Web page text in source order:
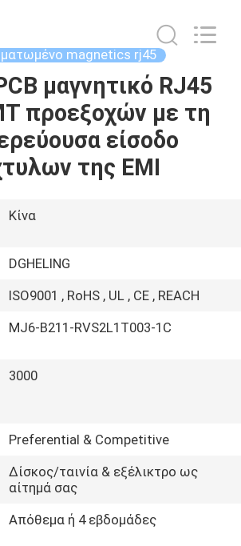
magnetics rj45
μαγνητικό RJ45
προεξοχών με τη
είσοδο
της EMI
Κίνα
DGHELING
ISO9001 , RoHS , UL , CE , REACH
MJ6-B211-RVS2L1T003-1C
3000
Preferential & Competitive
Δίσκος/ταινία & εξέλικτρο ως
αίτημά σας
Απόθεμα ή 4 εβδομάδες